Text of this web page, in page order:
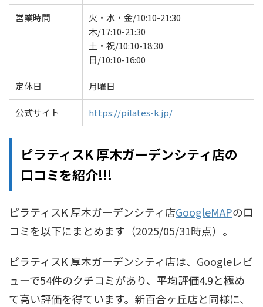
営業時間
火・水・金/10:10-21:30
木/17:10-21:30
土・祝/10:10-18:30
日/10:10-16:00
定休日 月曜日
公式サイト https://pilates-k.jp/
ピラティスK 厚木ガーデンシティ店の
口コミを紹介!!!
ピラティスK 厚木ガーデンシティ店GoogleMAPの口
コミを以下にまとめます（2025/05/31時点）。
ピラティスK 厚木ガーデンシティ店は、Googleレビ
ューで54件のクチコミがあり、平均評価4.9と極め
て高い評価を得ています。新百合ヶ丘店と同様に、